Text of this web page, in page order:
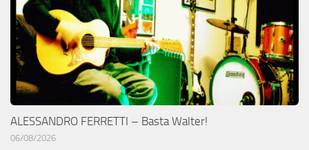
ALESSANDRO FERRETTI – Basta Walter!
06/08/2026